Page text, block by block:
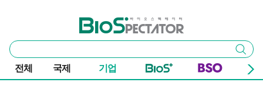
바이오스펙테이터
통
합
검
색
검색
전체 국제 기업